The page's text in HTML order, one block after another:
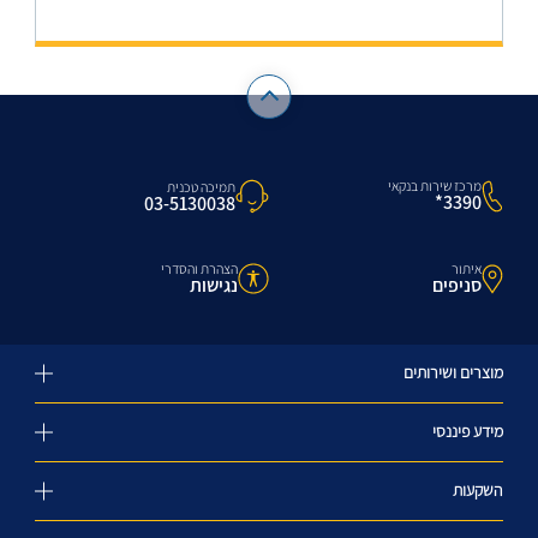
מרכז שירות בנקאי
3390*
תמיכה טכנית
03-5130038
איתור
סניפים
הצהרת והסדרי
נגישות
מוצרים ושירותים
מידע פיננסי
השקעות